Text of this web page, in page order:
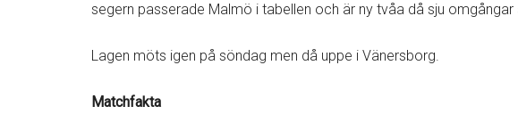
segern passerade Malmö i tabellen och är ny tvåa då sju omgångar
Lagen möts igen på söndag men då uppe i Vänersborg.
Matchfakta